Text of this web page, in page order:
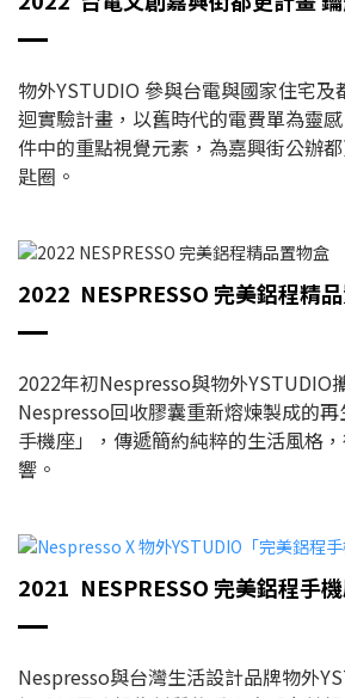
物外YSTUDIO 參與台電與國家住宅及
迴實驗計畫，以舊時代的電費單為靈
件中的重點視覺元素，為嘉興街公辦
匙圈。
2022 NESPRESSO 完美鋁程精
2022年初Nespresso與物外YSTUDIO
Nespresso回收膠囊重新熔煉製成的
手機座」，傳遞簡約純粹的生活風格
響。
2021 NESPRESSO 完美鋁程手
Nespresso與台灣生活設計品牌物外